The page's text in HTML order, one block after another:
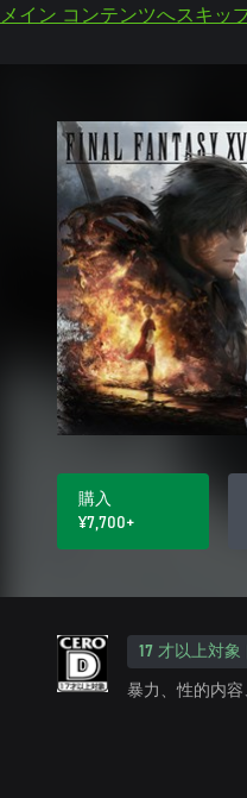
メイン コンテンツへスキッ
購入
¥7,700+
17 才以上対象
暴力、性的内